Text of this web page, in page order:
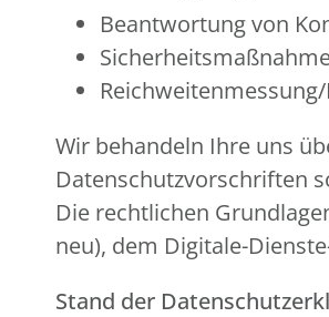
Beantwortung von
Wir behandeln Ihre uns
Datenschutzvorschriften
Die rechtlichen
neu), dem Digitale-
Stand der